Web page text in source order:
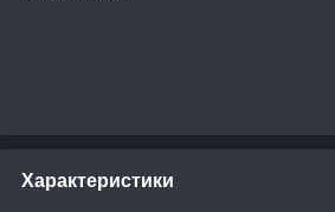
Характеристики